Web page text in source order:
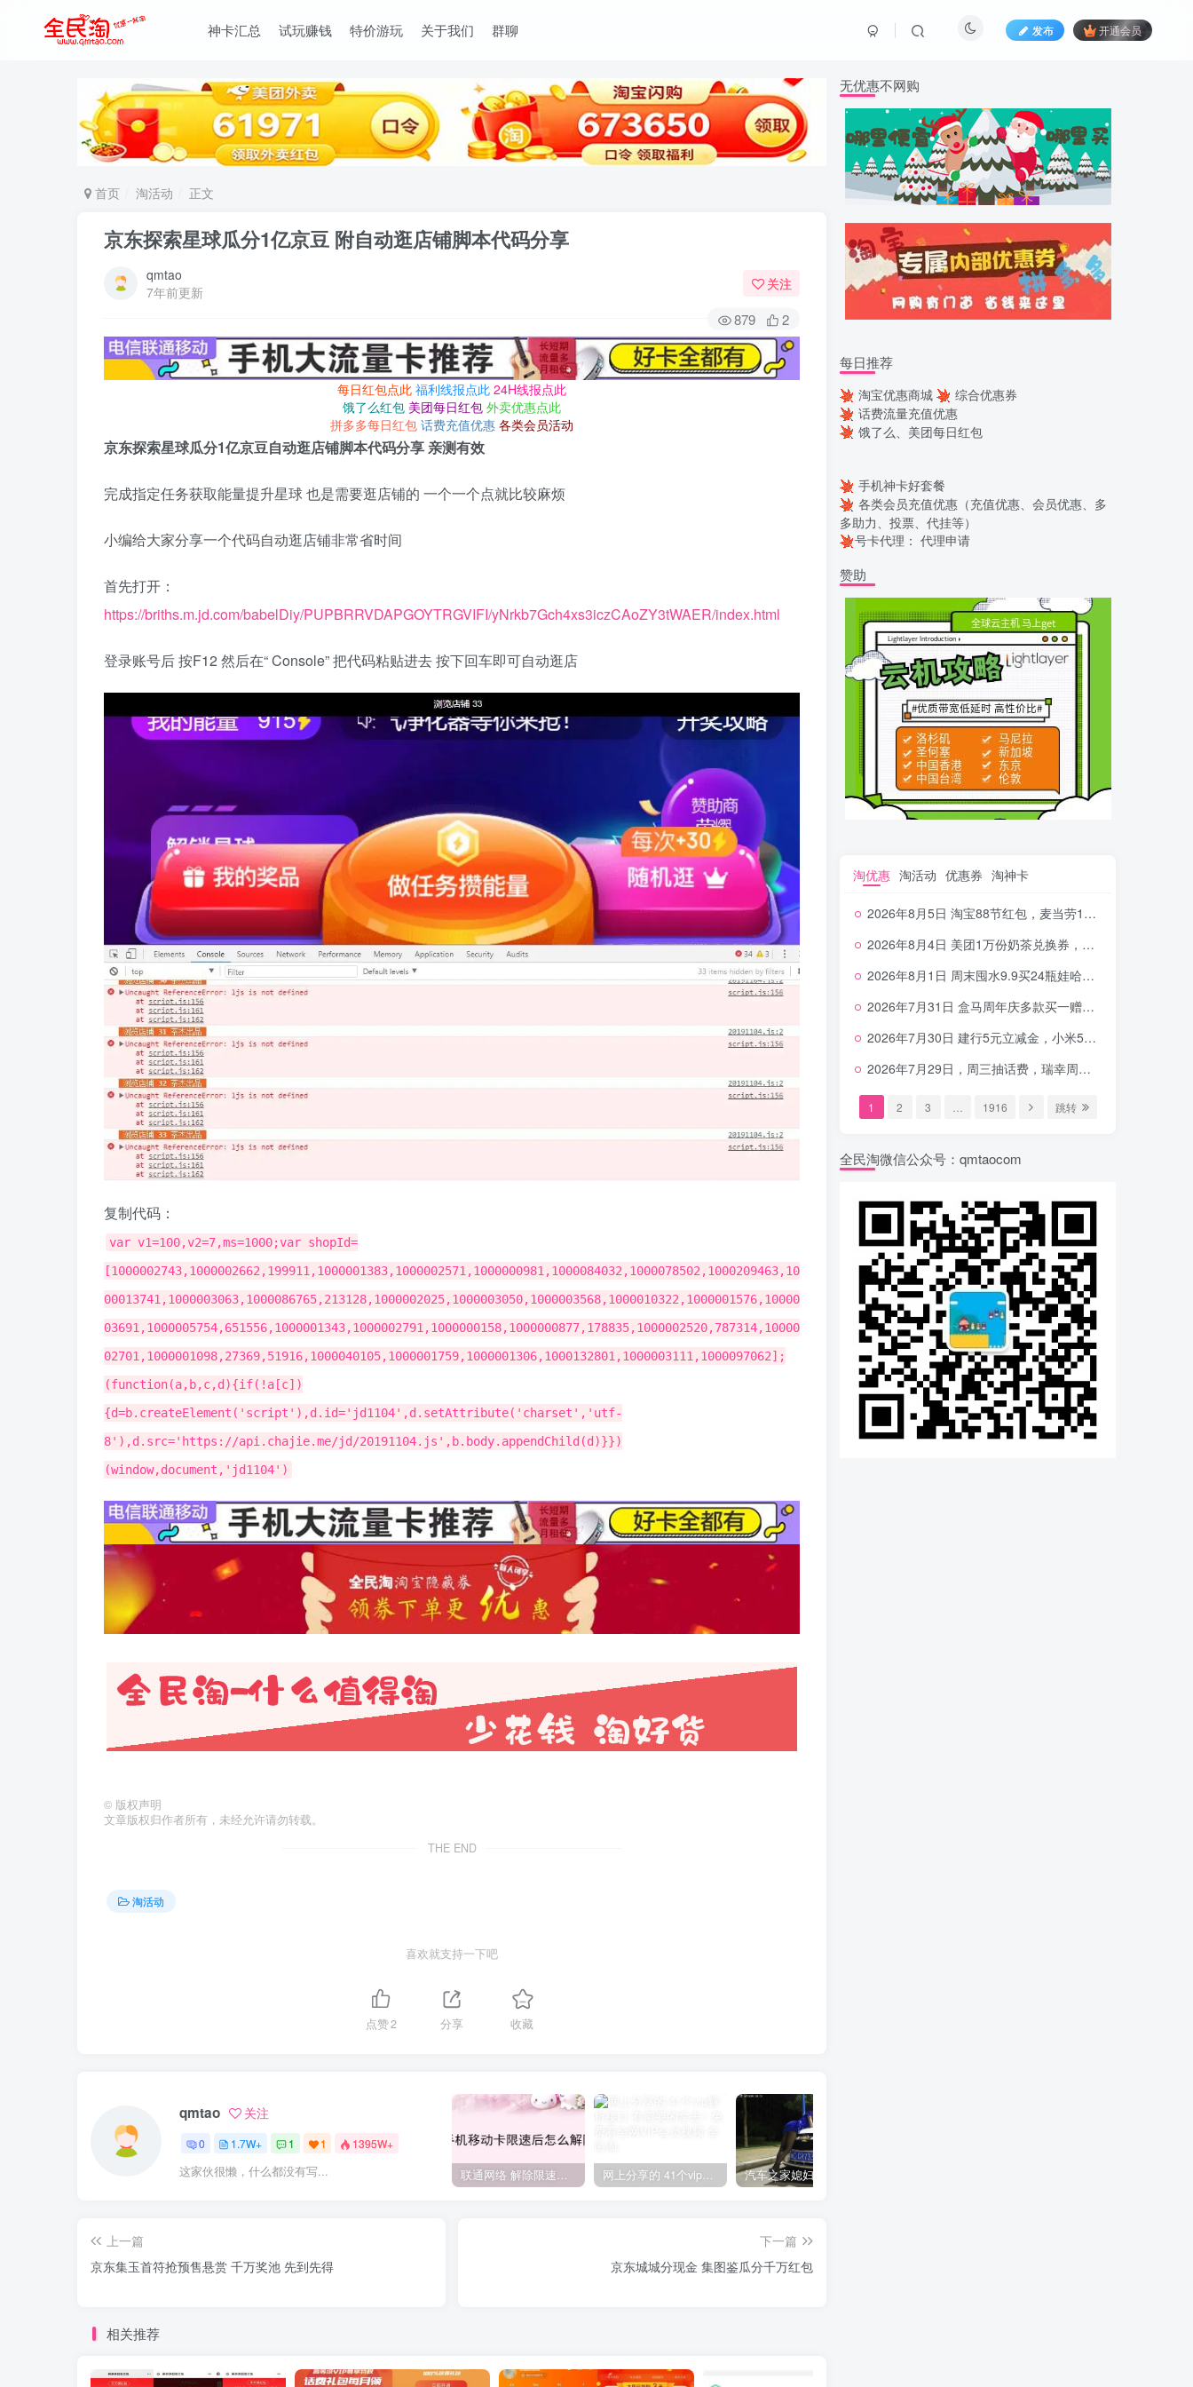
神卡汇总 试玩赚钱 特价游玩 关于我们 群聊 发布 开通会员
首页 淘活动 正文
京东探索星球瓜分1亿京豆 附自动逛店铺脚本代码分享
qmtao
7年前更新
关注
879 2
每日红包点此 福利线报点此 24H线报点此
饿了么红包 美团每日红包 外卖优惠点此
拼多多每日红包 话费充值优惠 各类会员活动
京东探索星球瓜分1亿京豆自动逛店铺脚本代码分享 亲测有效
完成指定任务获取能量提升星球 也是需要逛店铺的 一个一个点就比较麻烦
小编给大家分享一个代码自动逛店铺非常省时间
首先打开：
https://briths.m.jd.com/babelDiy/PUPBRRVDAPGOYTRGVIFI/yNrkb7Gch4xs3iczCAoZY3tWAER/index.html
登录账号后 按F12 然后在“ Console” 把代码粘贴进去 按下回车即可自动逛店
复制代码：
var v1=100,v2=7,ms=1000;var shopId=
[1000002743,1000002662,199911,1000001383,1000002571,1000000981,1000084032,1000078502,1000209463,10
00013741,1000003063,1000086765,213128,1000002025,1000003050,1000003568,1000010322,1000001576,10000
03691,1000005754,651556,1000001343,1000002791,1000000158,1000000877,178835,1000002520,787314,10000
02701,1000001098,27369,51916,1000040105,1000001759,1000001306,1000132801,1000003111,1000097062];
(function(a,b,c,d){if(!a[c])
{d=b.createElement('script'),d.id='jd1104',d.setAttribute('charset','utf-
8'),d.src='https://api.chajie.me/jd/20191104.js',b.body.appendChild(d)}})
(window,document,'jd1104')
© 版权声明
文章版权归作者所有，未经允许请勿转载。
THE END
淘活动
喜欢就支持一下吧
点赞2 分享 收藏
qmtao 关注
0 1.7W+ 1 1 1395W+
这家伙很懒，什么都没有写... 联通网络 解除限速方法参考！畅享、畅玩、老白干等及其它地区自测了 网上分享的 41个vip解析接口 有需要的拿去~ 免费看全网VIP会员视频
上一篇
京东集玉首符抢预售悬赏 千万奖池 先到先得
下一篇
京东城城分现金 集图鉴瓜分千万红包
相关推荐
无优惠不网购
每日推荐
淘宝优惠商城
综合优惠券
话费流量充值优惠
饿了么、美团每日红包
手机神卡好套餐
各类会员充值优惠（充值优惠、会员优惠、多
多助力、投票、代挂等）
号卡代理： 代理申请
赞助
淘优惠 淘活动 优惠券 淘神卡
2026年8月5日 淘宝88节红包，麦当劳150万份柠檬水，三万份瑞幸免单，霸王9万份0.01券等
2026年8月4日 美团1万份奶茶兑换券，农行5E卡，中行支付超给利，美团领18个冰激凌，小米每天领2-6元等等
2026年8月1日 周末囤水9.9买24瓶娃哈哈，建行100元京东券，移动5元话费，麦当劳甜筒，交行立减金等
2026年7月31日 盒马周年庆多款买一赠一，饿了么拆红包，建行30立减金，农行领10元刷卡金等
2026年7月30日 建行5元立减金，小米5元，抢2500份爷爷不泡茶，闪购20-20，3元吃瑞幸咖啡等
2026年7月29日，周三抽话费，瑞幸周三免单，4.9元瑞幸咖啡，蜜雪兑换券，工行5元立减金等
1 2 3 1916 跳转
全民淘微信公众号：qmtaocom